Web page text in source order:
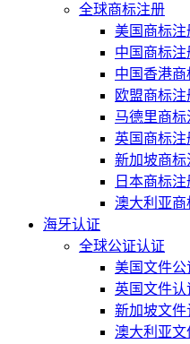
全球商标注册
美国商标注
中国商标注
中国香港商
欧盟商标注
马德里商标
英国商标注
新加坡商标
日本商标注
澳大利亚商
海牙认证
全球公证认证
美国文件公
英国文件认
新加坡文件
澳大利亚文